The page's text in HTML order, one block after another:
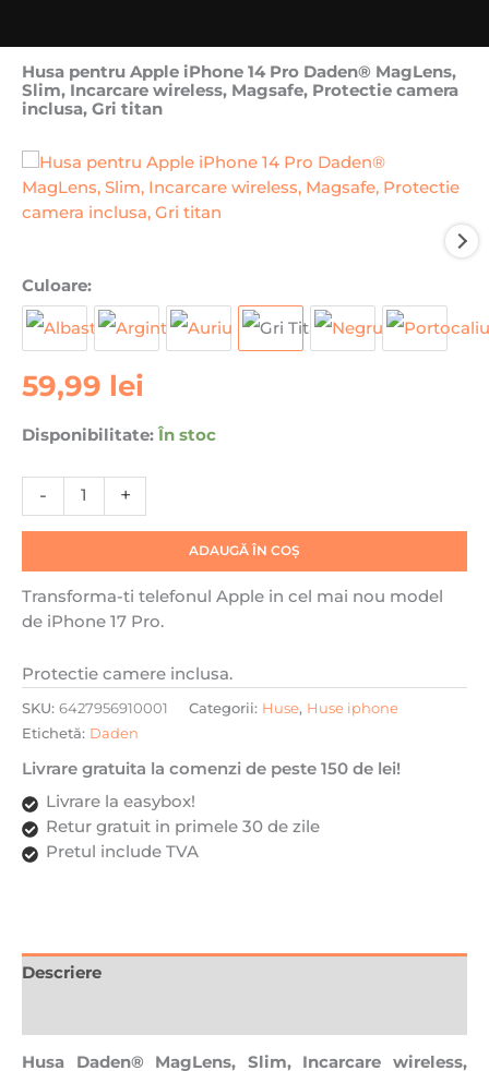
Husa pentru Apple iPhone 14 Pro Daden® MagLens,
Slim, Incarcare wireless, Magsafe, Protectie camera
inclusa, Gri titan
Culoare:
59,99 lei
Disponibilitate: În stoc
-
Cantitate
Husa
pentru
iPhone
Pro
MagLens,
Incarcare
Protectie
Gri
titan
+
ADAUGĂ ÎN COȘ
Transforma-ti telefonul Apple in cel mai nou model
de iPhone 17 Pro.
Protectie camere inclusa.
SKU: 6427956910001 Categorii: Huse, Huse iphone
Etichetă: Daden
Livrare gratuita la comenzi de peste 150 de lei!
Livrare la easybox!
Retur gratuit in primele 30 de zile
Pretul include TVA
Descriere
Husa Daden® MagLens, Slim, Incarcare wireless,